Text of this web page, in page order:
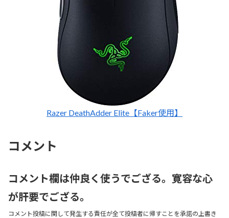
Razer DeathAdder Elite【Faker使用】
コメント
コメント欄は仲良く使うでござる。寛容な心
が肝要でござる。
コメント投稿に関して発生する責任が全て投稿者に帰すことを承諾の上書き